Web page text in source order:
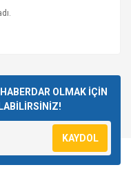
OLMAK İÇİN
KAYDOL